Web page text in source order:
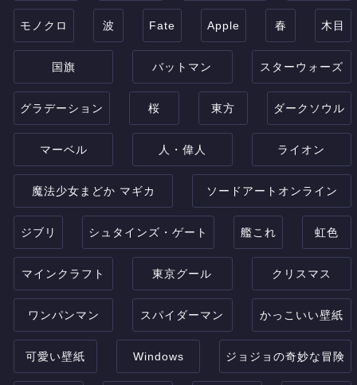
モノクロ 波 Fate Apple 春 木目
国旗 バットマン スターウォーズ
グラデーション 桜 東方 ダークソウル
マーベル 人・偉人 ライオン
魔法少女まどか マギカ ソードアートオンライン
ジブリ シュタインズ・ゲート 艦これ 虹色
マインクラフト 東京グール クリスマス
ワンパンマン スパイダーマン かっこいい壁紙
可愛い壁紙 Windows ジョジョの奇妙な冒険